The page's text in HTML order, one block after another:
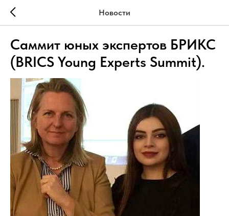
Новости
Саммит юных экспертов БРИКС
(BRICS Young Experts Summit).